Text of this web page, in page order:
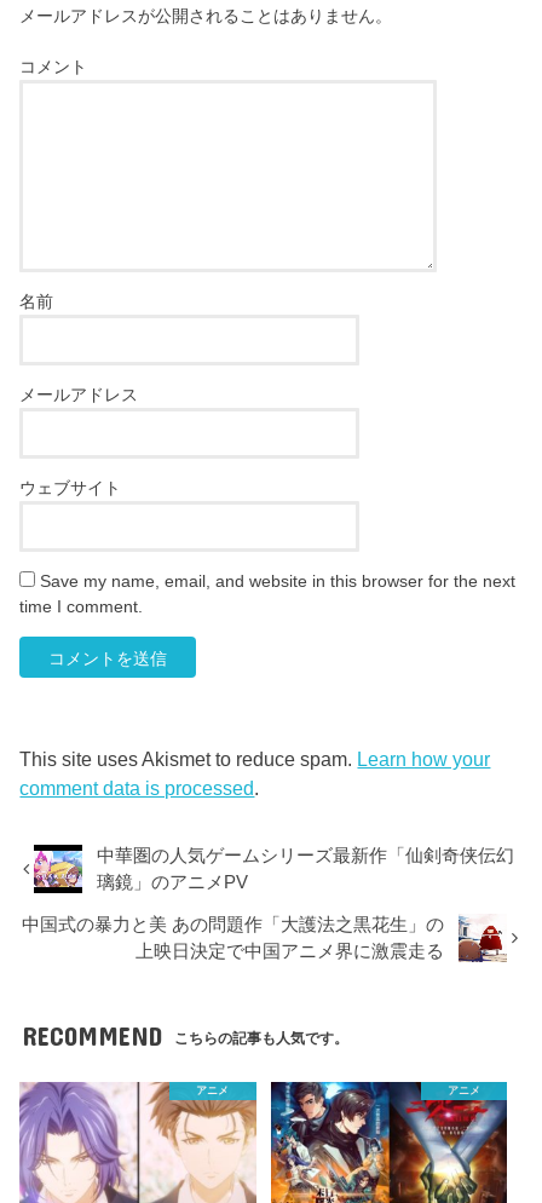
メールアドレスが公開されることはありません。
コメント
名前
メールアドレス
ウェブサイト
Save my name, email, and website in this browser for the next
time I comment.
This site uses Akismet to reduce spam. Learn how your
comment data is processed.
中華圏の人気ゲームシリーズ最新作「仙剣奇侠伝幻
璃鏡」のアニメPV
中国式の暴力と美 あの問題作「大護法之黒花生」の
上映日決定で中国アニメ界に激震走る
RECOMMEND こちらの記事も人気です。
アニメ アニメ